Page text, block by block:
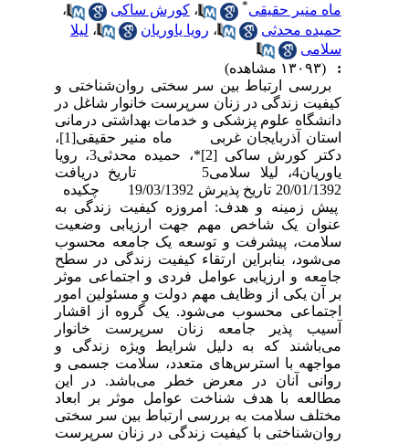
ماه منیر حقیقی ،کورش ساکی
،
حمیده محدثی
،رویا یاوریان ،لیلا
سلامی
بررسی ارتباط بین سر سختی روان‌شناختی و
کیفیت زندگی در زنان سرپرست خانوار شاغل در
دانشگاه علوم پزشکی و خدمات بهداشتی درمانی
استان آذربایجان غربی ماه منیر حقیقی[1]،
دکتر کورش ساکی [2]*، حمیده محدثی3، رویا
یاوریان4، لیلا سلامی5 تاریخ دریافت
20/01/1392 تاریخ پذیرش 19/03/1392 چکیده
پیش زمینه و هدف: امروزه کیفیت زندگی به
عنوان یک شاخص مهم جهت ارزیابی وضعیت
سلامت، پیشرفت و توسعه یک جامعه محسوب
می‌شود، بنابراین ارتقاء کیفیت زندگی در سطح
جامعه و ارزیابی عوامل فردی و اجتماعی موثر
بر آن یکی از وظایف مهم دولت و مسئولین امور
اجتماعی محسوب می‌شود. یک گروه از اقشار
آسیب پذیر جامعه زنان سرپرست خانوار
می‌باشند که به دلیل شرایط ویژه زندگی و
مواجهه با استرس‌های متعدد، سلامت جسمی و
روانی آنان در معرض خطر می‌باشد. در این
مطالعه با هدف شناخت عوامل موثر بر ابعاد
مختلف سلامت به بررسی ارتباط بین سر سختی
روان‌شناختی با کیفیت زندگی در زنان سرپرست